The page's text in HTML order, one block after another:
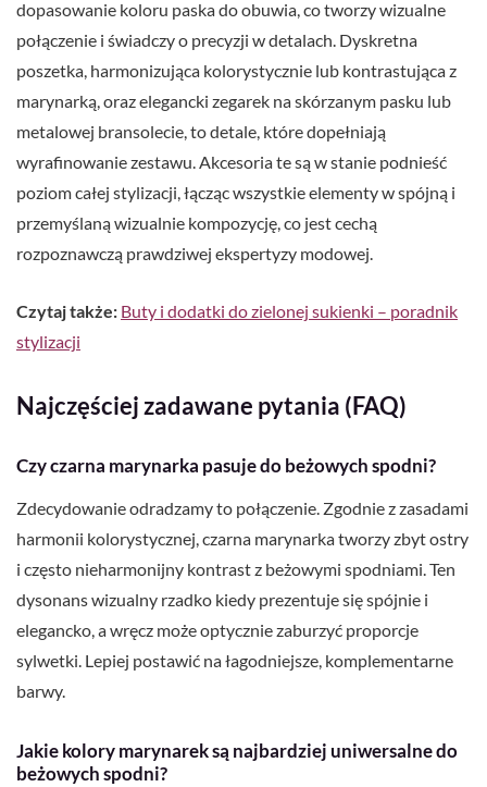
dopasowanie koloru paska do obuwia, co tworzy wizualne
połączenie i świadczy o precyzji w detalach. Dyskretna
poszetka, harmonizująca kolorystycznie lub kontrastująca z
marynarką, oraz elegancki zegarek na skórzanym pasku lub
metalowej bransolecie, to detale, które dopełniają
wyrafinowanie zestawu. Akcesoria te są w stanie podnieść
poziom całej stylizacji, łącząc wszystkie elementy w spójną i
przemyślaną wizualnie kompozycję, co jest cechą
rozpoznawczą prawdziwej ekspertyzy modowej.
Czytaj także: Buty i dodatki do zielonej sukienki – poradnik
stylizacji
Najczęściej zadawane pytania (FAQ)
Czy czarna marynarka pasuje do beżowych spodni?
Zdecydowanie odradzamy to połączenie. Zgodnie z zasadami
harmonii kolorystycznej, czarna marynarka tworzy zbyt ostry
i często nieharmonijny kontrast z beżowymi spodniami. Ten
dysonans wizualny rzadko kiedy prezentuje się spójnie i
elegancko, a wręcz może optycznie zaburzyć proporcje
sylwetki. Lepiej postawić na łagodniejsze, komplementarne
barwy.
Jakie kolory marynarek są najbardziej uniwersalne do
beżowych spodni?